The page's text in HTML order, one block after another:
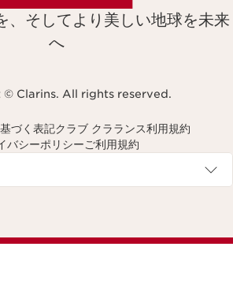
、そしてより美しい地球を未来
へ
Clarins. All rights reserved.
づく表記クラブ クラランス利用規約
バシーポリシーご利用規約